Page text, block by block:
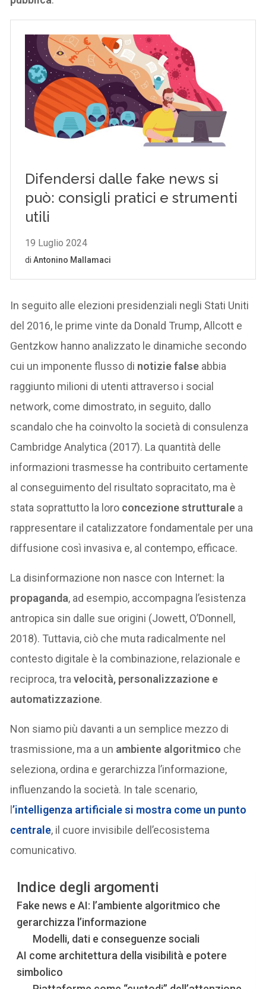
In seguito alle elezioni presidenziali negli Stati Uniti
del 2016, le prime vinte da Donald Trump, Allcott e
Gentzkow hanno analizzato le dinamiche secondo
cui un imponente flusso di notizie false abbia
raggiunto milioni di utenti attraverso i social
network, come dimostrato, in seguito, dallo
scandalo che ha coinvolto la società di consulenza
Cambridge Analytica (2017). La quantità delle
informazioni trasmesse ha contribuito certamente
al conseguimento del risultato sopracitato, ma è
stata soprattutto la loro concezione strutturale a
rappresentare il catalizzatore fondamentale per una
diffusione così invasiva e, al contempo, efficace.
La disinformazione non nasce con Internet: la
propaganda, ad esempio, accompagna l’esistenza
antropica sin dalle sue origini (Jowett, O’Donnell,
2018). Tuttavia, ciò che muta radicalmente nel
contesto digitale è la combinazione, relazionale e
reciproca, travelocità, personalizzazione e
automatizzazione.
Non siamo più davanti a un semplice mezzo di
trasmissione, ma a un ambiente algoritmico che
seleziona, ordina e gerarchizza l’informazione,
influenzando la società. In tale scenario,
l’intelligenza artificialesi mostra come un punto
centrale, il cuore invisibile dell’ecosistema
comunicativo.
Indice degli argomenti
Fake news e AI: l’ambiente algoritmico che
gerarchizza l’informazione
Modelli, dati e conseguenze sociali
AI come architettura della visibilità e potere
simbolico